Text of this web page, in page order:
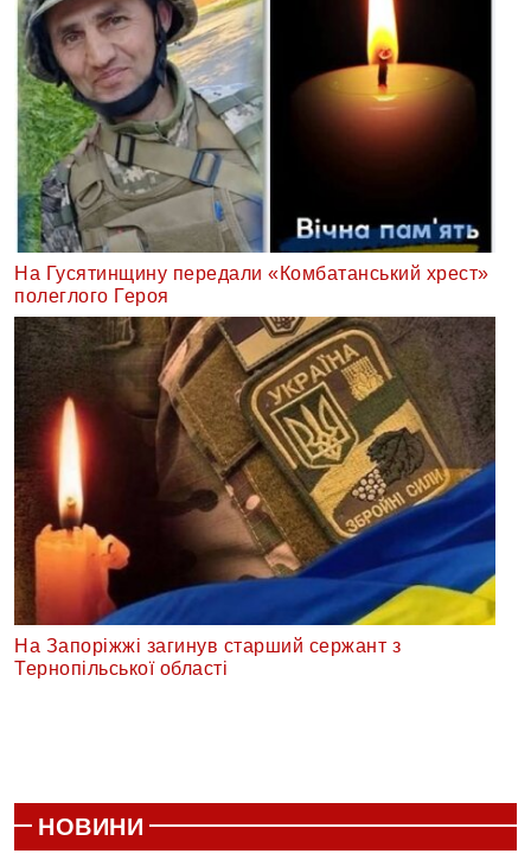
На Гусятинщину передали «Комбатанський хрест»
полеглого Героя
На Запоріжжі загинув старший сержант з
Тернопільської області
НОВИНИ